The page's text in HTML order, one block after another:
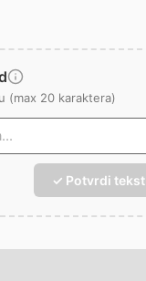
(max 20 karaktera)
✓ Potvrdi tekst